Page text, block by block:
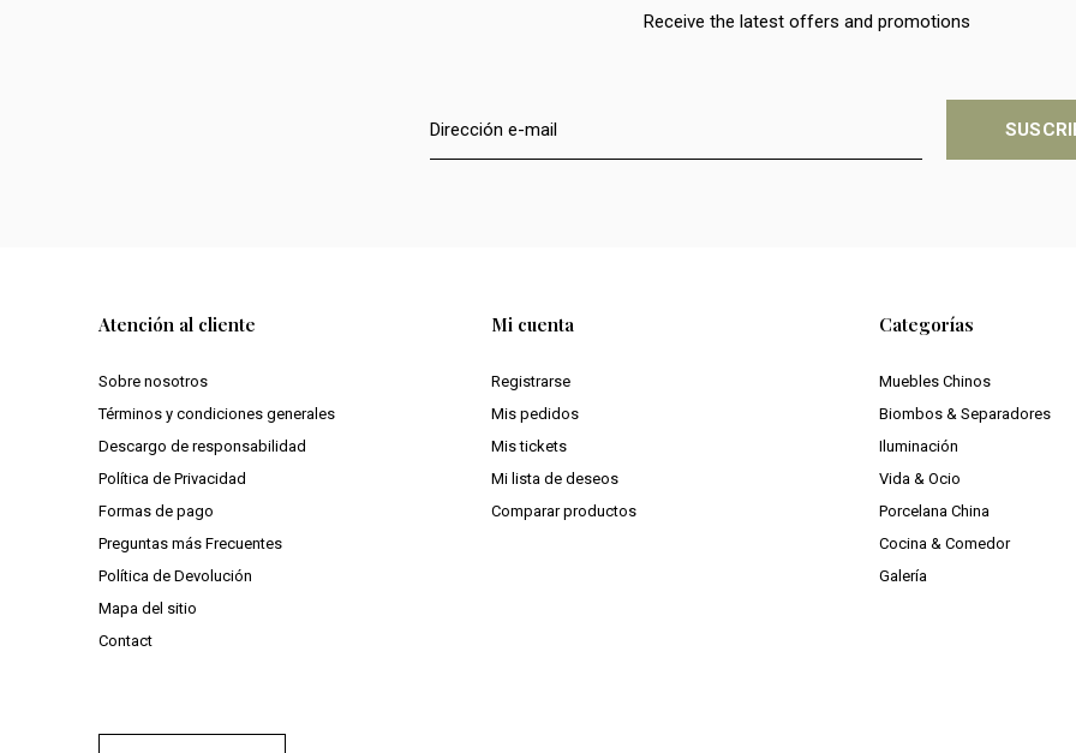
Receive the latest offers and promotions
Atención al cliente
Sobre nosotros
Términos y condiciones generales
Descargo de responsabilidad
Política de Privacidad
Formas de pago
Preguntas más Frecuentes
Política de Devolución
Mapa del sitio
Contact
Mi cuenta
Registrarse
Mis pedidos
Mis tickets
Mi lista de deseos
Comparar productos
Categorías
Muebles Chinos
Biombos & Separadores
Iluminación
Vida & Ocio
Porcelana China
Cocina & Comedor
Galería